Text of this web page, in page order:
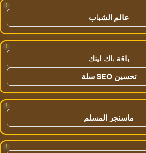
!
عالم الشباب
!
باقة باك لينك
تحسين SEO سلة
!
ماسنجر المسلم
!